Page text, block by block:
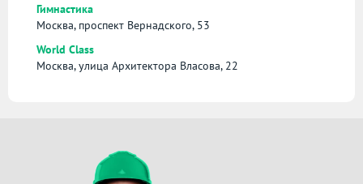
Гимнастика
Москва, проспект Вернадского, 53
World Class
Москва, улица Архитектора Власова, 22